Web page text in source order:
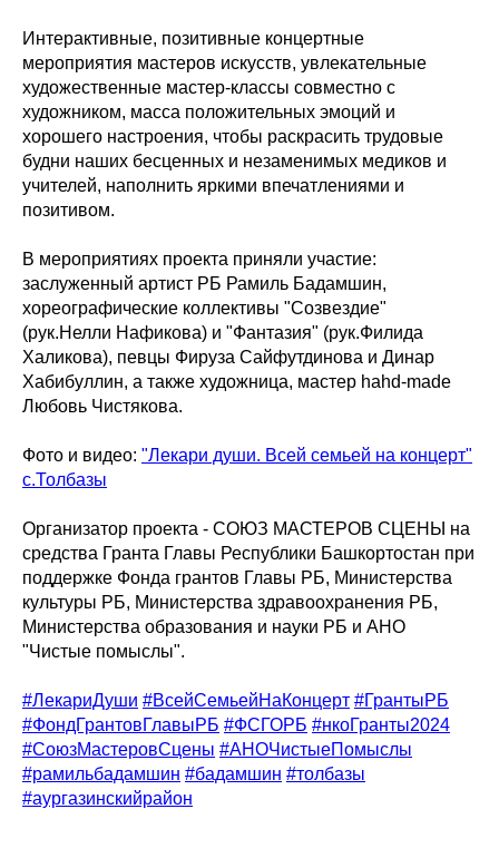
Интерактивные, позитивные концертные
мероприятия мастеров искусств, увлекательные
художественные мастер-классы совместно с
художником, масса положительных эмоций и
хорошего настроения, чтобы раскрасить трудовые
будни наших бесценных и незаменимых медиков и
учителей, наполнить яркими впечатлениями и
позитивом.
В мероприятиях проекта приняли участие:
заслуженный артист РБ Рамиль Бадамшин,
хореографические коллективы "Созвездие"
(рук.Нелли Нафикова) и "Фантазия" (рук.Филида
Халикова), певцы Фируза Сайфутдинова и Динар
Хабибуллин, а также художница, мастер hahd-made
Любовь Чистякова.
Фото и видео: "Лекари души. Всей семьей на концерт"
с.Толбазы
Организатор проекта - СОЮЗ МАСТЕРОВ СЦЕНЫ на
средства Гранта Главы Республики Башкортостан при
поддержке Фонда грантов Главы РБ, Министерства
культуры РБ, Министерства здравоохранения РБ,
Министерства образования и науки РБ и АНО
"Чистые помыслы".
#ЛекариДуши #ВсейСемьейНаКонцерт #ГрантыРБ
#ФондГрантовГлавыРБ #ФСГОРБ #нкоГранты2024
#СоюзМастеровСцены #АНОЧистыеПомыслы
#рамильбадамшин #бадамшин #толбазы
#аургазинскийрайон